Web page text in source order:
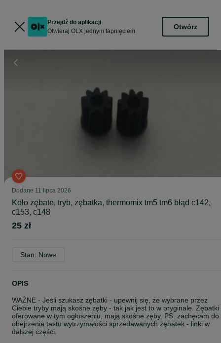
Przejdź do aplikacji
Otwieraj OLX jednym tapnięciem
Otwórz
Dodane 11 lipca 2026
Koło zębate, tryb, zębatka, thermomix tm5 tm6 błąd c142,
c153, c148
25 zł
Stan: Nowe
OPIS
WAŻNE - Jeśli szukasz zębatki - upewnij się, że wybrane przez
Ciebie tryby mają skośne zęby - tak jak jest to w oryginale. Zębatki
oferowane w tym ogłoszeniu, mają skośne zęby. PS. zachęcam do
obejrzenia testu wytrzymałości sprzedawanych zębatek - linki w
dalszej części.